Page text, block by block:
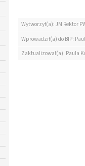
Wytworzył(a): JM Rektor
Wprowadził(a) do BIP:
Zaktualizował(a): Paula